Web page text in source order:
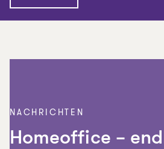
NACHRICHTEN
Homeoffice –